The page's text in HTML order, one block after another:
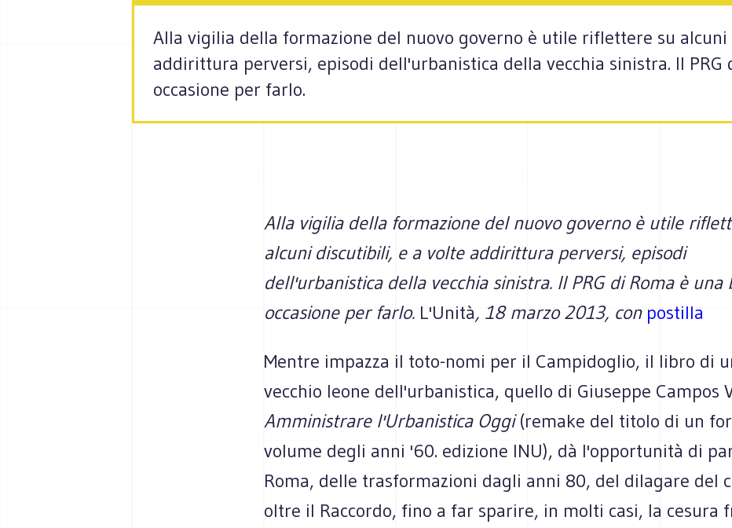
Alla vigilia della formazione del nuovo governo è utile riflettere su
addirittura perversi, episodi dell'urbanistica della vecchia sinistra. Il PRG
occasione per farlo.
Alla vigilia della formazione del nuovo governo è utile
alcuni discutibili, e a volte addirittura perversi, episodi
dell'urbanistica della vecchia sinistra. Il PRG di Roma è una
occasione per farlo. L'Unità, 18 marzo 2013, con postilla
Mentre impazza il toto-nomi per il Campidoglio, il libro di
vecchio leone dell'urbanistica, quello di Giuseppe Campos
Amministrare l'Urbanistica Oggi(remake del titolo di un
volume degli anni '60. edizione INU), dà l'opportunità di
Roma, delle trasformazioni dagli anni 80, del dilagare del
oltre il Raccordo, fino a far sparire, in molti casi, la cesura